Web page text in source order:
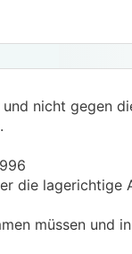
nicht gegen
die lagerichtige
müssen und